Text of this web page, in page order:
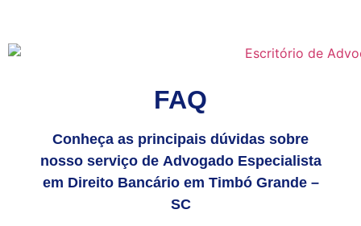
FAQ
Conheça as principais dúvidas sobre
nosso serviço de Advogado Especialista
em Direito Bancário em Timbó Grande –
SC